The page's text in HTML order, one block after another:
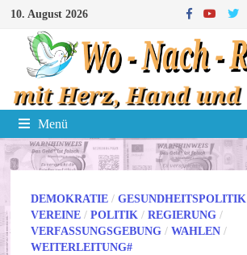
Zum
Inhalt
springen
10. August 2026
Menü
DEMOKRATIE /GESUNDHEITSPOLITIK
VEREINE /POLITIK /REGIERUNG /
VERFASSUNGSGEBUNG /WAHLEN /
WEITERLEITUNG#